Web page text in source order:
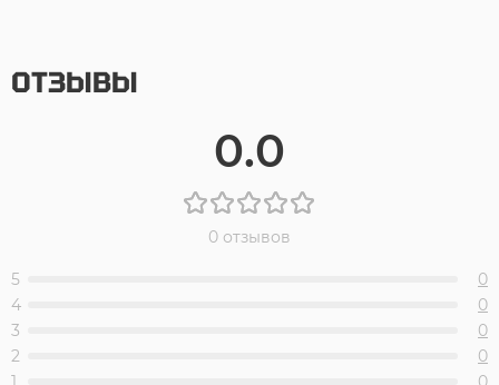
ОТЗЫВЫ
0.0
0 отзывов
5
0
4
0
3
0
2
0